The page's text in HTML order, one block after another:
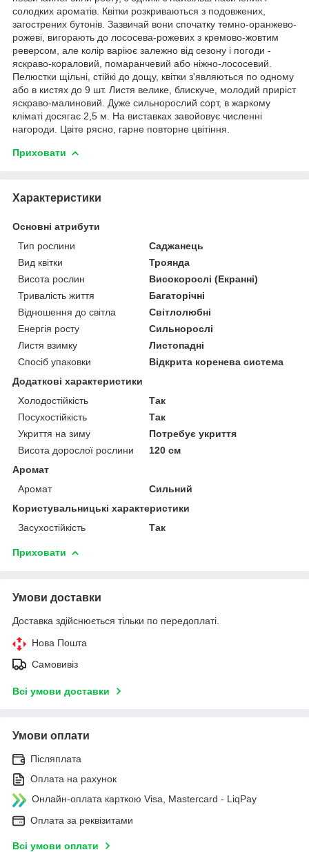
солодких ароматів. Квітки розкриваються з подовжених,
загострених бутонів. Зазвичай вони спочатку темно-оранжево-
рожеві, вигорають до лососева-рожевих з кремово-жовтим
реверсом, але колір варіює залежно від сезону і погоди -
яскраво-кораловий, помаранчевий або ніжно-лососевий.
Пелюстки щільні, стійкі до дощу, квітки з'являються по одному
або в кистях до 9 шт. Листя велике, блискуче, молодий приріст
яскраво-малиновий. Дуже сильнорослий сорт, в жаркому
кліматі досягає 2,5 м. На виставках завойовує численні
нагороди. Цвіте рясно, гарне повторне цвітіння.
Приховати
Характеристики
Основні атрибути
Тип рослини
Саджанець
Вид квітки
Троянда
Висота рослин
Високорослі (Екранні)
Тривалість життя
Багаторічні
Відношення до світла
Світлолюбні
Енергія росту
Сильнорослі
Листя взимку
Листопадні
Спосіб упаковки
Відкрита коренева система
Додаткові характеристики
Холодостійкість
Так
Посухостійкість
Так
Укриття на зиму
Потребує укриття
Висота дорослої рослини
120 см
Аромат
Аромат
Сильний
Користувальницькі характеристики
Засухостійкість
Так
Приховати
Умови доставки
Доставка здійснюється тільки по передоплаті.
Нова Пошта
Самовивіз
Всі умови доставки
Умови оплати
Післяплата
Оплата на рахунок
Онлайн-оплата карткою Visa, Mastercard - LiqPay
Оплата за реквізитами
Всі умови оплати